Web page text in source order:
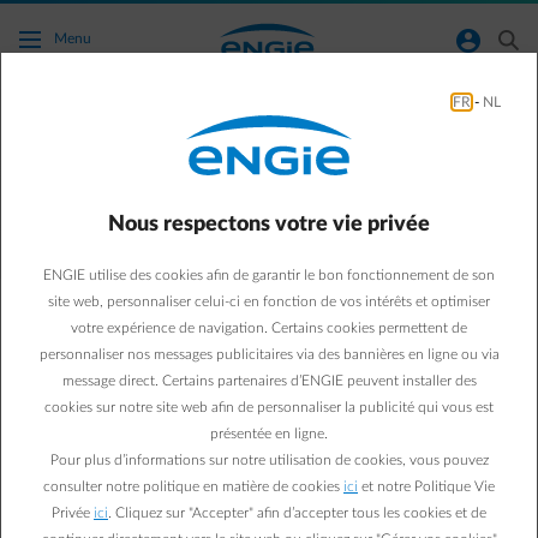
Accéder au contenu principal
Menu normal-account-circle search
Je reçois mes factures via Peppol. Qu’est‑ce
que cela signifie pour le selfbilling ?
Veillez toutefois à ce que les types de documents suivants soient
activés dans votre logiciel de comptabilité :
Self‑Billing UBL Invoice V3
Self‑Billing UBL Credit Note V3
Questions fréquemment posées
FR - NL
Nous respectons votre vie privée
ENGIE utilise des cookies afin de garantir le bon fonctionnement de son
site web, personnaliser celui-ci en fonction de vos intérêts et optimiser
votre expérience de navigation. Certains cookies permettent de
personnaliser nos messages publicitaires via des bannières en ligne ou via
message direct. Certains partenaires d’ENGIE peuvent installer des
cookies sur notre site web afin de personnaliser la publicité qui vous est
présentée en ligne.
Pour plus d’informations sur notre utilisation de cookies, vous pouvez
consulter notre politique en matière de cookies ici et notre Politique Vie
Privée ici . Cliquez sur "Accepter" afin d’accepter tous les cookies et de